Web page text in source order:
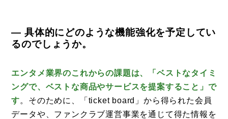
— 具体的にどのような機能強化を予定してい
るのでしょうか。
エンタメ業界のこれからの課題は、「ベストなタイミ
ングで、ベストな商品やサービスを提案すること」で
す。そのために、「ticket board」から得られた会員
データや、ファンクラブ運営事業を通じて得た情報を